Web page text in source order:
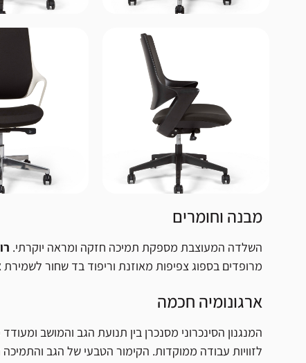
מבנה וחומרים
השלדה המעוצבת מספקת תמיכה חזקה ומראה יוקרתי.
מרופדים בספוג צפיפות מאוזנת וריפוד בד שחור לשמירת
ארגונומיה חכמה
המנגנון הסינכרוני מסנכרן בין תנועת הגב והמושב ומעודד
לזוויות עבודה ממוקדות. הקימור הטבעי של הגב